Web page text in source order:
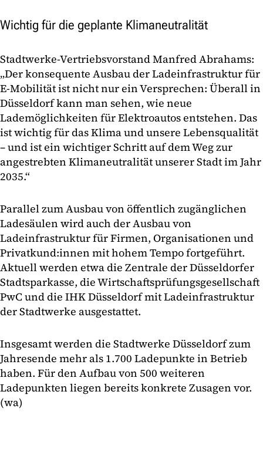
Wichtig für die geplante Klimaneutralität
Stadtwerke-Vertriebsvorstand Manfred Abrahams:
„Der konsequente Ausbau der Ladeinfrastruktur für
E-Mobilität ist nicht nur ein Versprechen: Überall in
Düsseldorf kann man sehen, wie neue
Lademöglichkeiten für Elektroautos entstehen. Das
ist wichtig für das Klima und unsere Lebensqualität
– und ist ein wichtiger Schritt auf dem Weg zur
angestrebten Klimaneutralität unserer Stadt im Jahr
2035.“
Parallel zum Ausbau von öffentlich zugänglichen
Ladesäulen wird auch der Ausbau von
Ladeinfrastruktur für Firmen, Organisationen und
Privatkund:innen mit hohem Tempo fortgeführt.
Aktuell werden etwa die Zentrale der Düsseldorfer
Stadtsparkasse, die Wirtschaftsprüfungsgesellschaft
PwC und die IHK Düsseldorf mit Ladeinfrastruktur
der Stadtwerke ausgestattet.
Insgesamt werden die Stadtwerke Düsseldorf zum
Jahresende mehr als 1.700 Ladepunkte in Betrieb
haben. Für den Aufbau von 500 weiteren
Ladepunkten liegen bereits konkrete Zusagen vor.
(wa)